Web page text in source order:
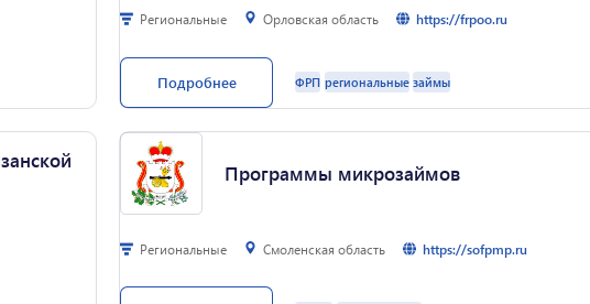
возможна
Региональные
Орловская область https://frpoo.ru
Фонд совместно с Федеральным фондом развития промышленности
до 5 лет под 1%, 3% и 5% годовых на реализацию проектов в
развития" и «Комплектующие изделия" в соотношении 70%
области по привлечению различных мер поддержки ФРП РФ и
программах финансирования и субсидирования
Подробнее ФРП региональные займы
Программы микрозаймов
Региональные Смоленская область https://sofpmp.ru
Программа направлена на поддержку субъектов МСП,